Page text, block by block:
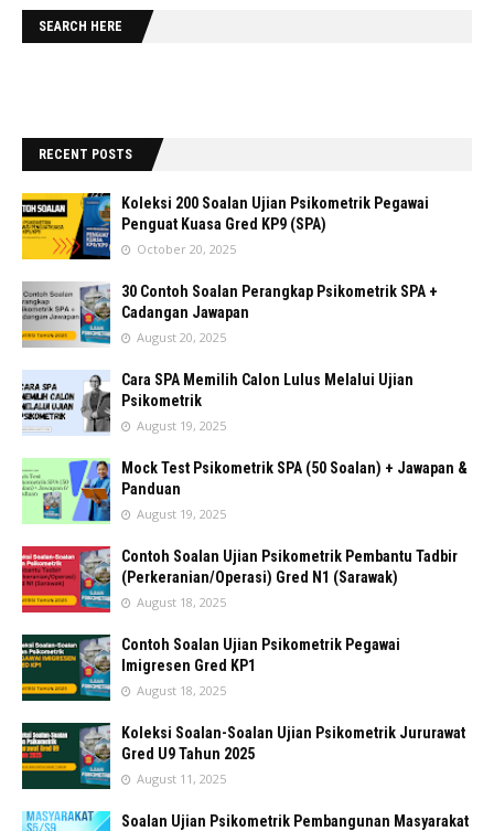
SEARCH HERE
RECENT POSTS
Koleksi 200 Soalan Ujian Psikometrik Pegawai
Penguat Kuasa Gred KP9 (SPA)
October 20, 2025
30 Contoh Soalan Perangkap Psikometrik SPA +
Cadangan Jawapan
August 20, 2025
Cara SPA Memilih Calon Lulus Melalui Ujian
Psikometrik
August 19, 2025
Mock Test Psikometrik SPA (50 Soalan) + Jawapan &
Panduan
August 19, 2025
Contoh Soalan Ujian Psikometrik Pembantu Tadbir
(Perkeranian/Operasi) Gred N1 (Sarawak)
August 18, 2025
Contoh Soalan Ujian Psikometrik Pegawai
Imigresen Gred KP1
August 18, 2025
Koleksi Soalan-Soalan Ujian Psikometrik Jururawat
Gred U9 Tahun 2025
August 11, 2025
Soalan Ujian Psikometrik Pembangunan Masyarakat